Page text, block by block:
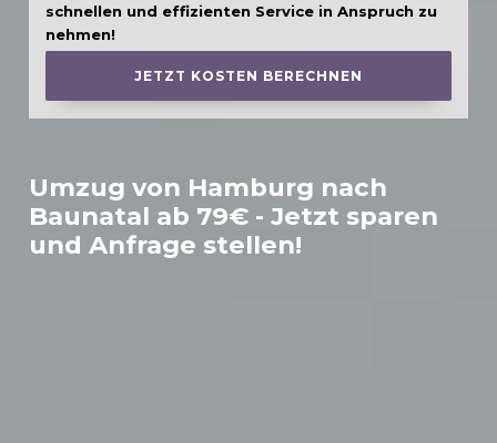
Umzug von Hamburg nach
Baunatal ab 79€ - Jetzt sparen
und Anfrage stellen!
schnellen und effizienten Service in Anspruch zu
nehmen!
JETZT KOSTEN BERECHNEN